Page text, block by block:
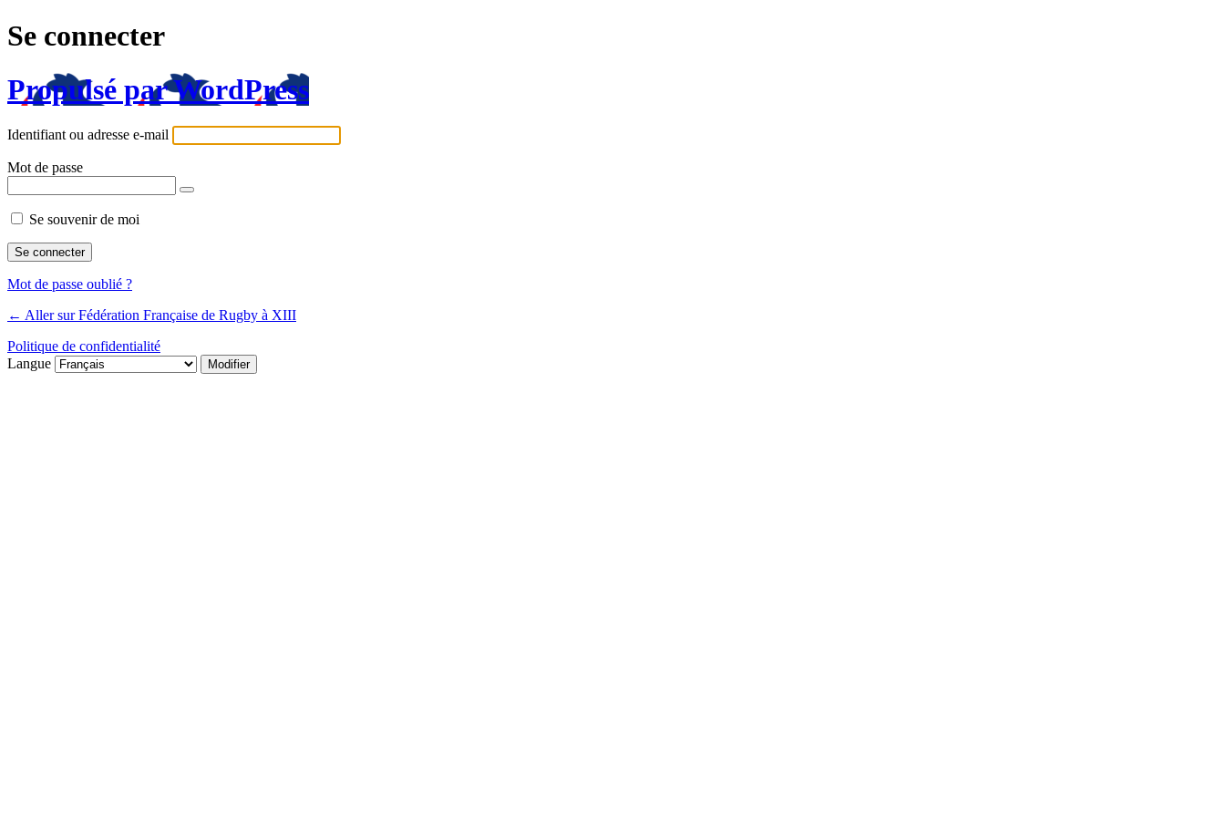
Se connecter
Propulsé par WordPress
Identifiant ou adresse e-mail
Mot de passe
Se souvenir de moi
Mot de passe oublié ?
← Aller sur Fédération Française de Rugby à XIII
Politique de confidentialité
Langue